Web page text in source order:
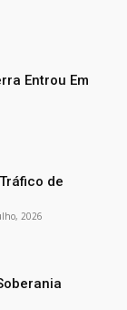
Entrou Em
de
2026